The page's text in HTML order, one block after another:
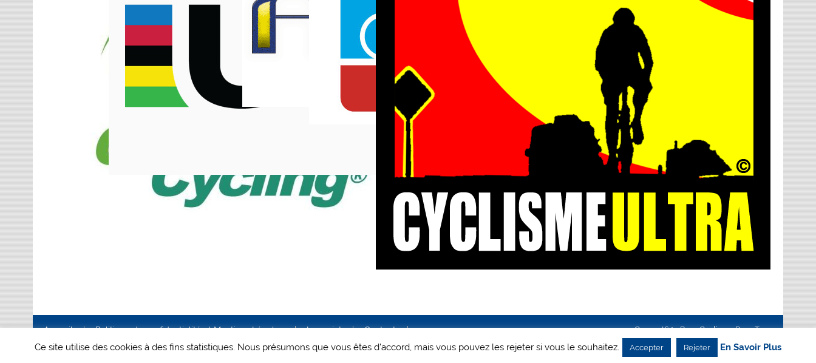
Accueil Politique de confidentialité et Mentions Légales Le projet Contact Creanet64- Pour Cyclisme Pour Tous
Ce site utilise des cookies à des fins statistiques. Nous présumons que vous êtes d'accord, mais vous pouvez les rejeter si vous le souhaitez. Accepter Rejeter En Savoir Plus